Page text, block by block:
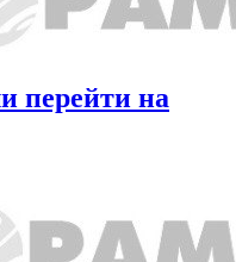
перейти на